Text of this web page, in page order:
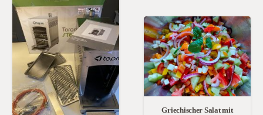
Griechischer Salat mit